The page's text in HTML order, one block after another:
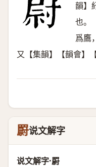
韻】
也。
爲鷹
又【集韻】【韻會】
罻说文解字
说文解字·罻